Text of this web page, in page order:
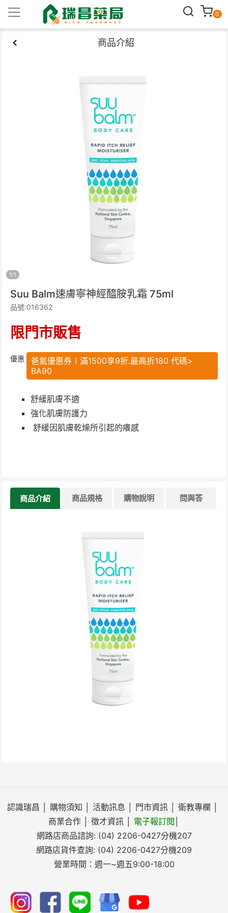
0
商品介紹
1/1
Suu Balm速膚寧神經醯胺乳霜 75ml
品號:016362
限門市販售
優惠
爸氣優惠券∣滿1500享9折.最高折180 代碼>
BA90
舒緩肌膚不適
強化肌膚防護力
舒緩因肌膚乾燥所引起的癢感
商品介紹 商品規格 購物說明 問與答
認識瑞昌 購物須知 活動訊息 門市資訊 衛教專欄
商業合作
徵才資訊 電子報訂閱
網路店商品諮詢: (04) 2206-0427分機207
網路店貨件查詢: (04) 2206-0427分機209
營業時間：週一~週五9:00-18:00